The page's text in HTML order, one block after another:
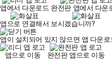
앱에서 다운로드 완전판 앱에서 다운
앱으로 연결해서 보시겠습니까?
앱이 설치되어 있지 않으면 앱 다운
앱으로 이동
완전판 앱으로 이동